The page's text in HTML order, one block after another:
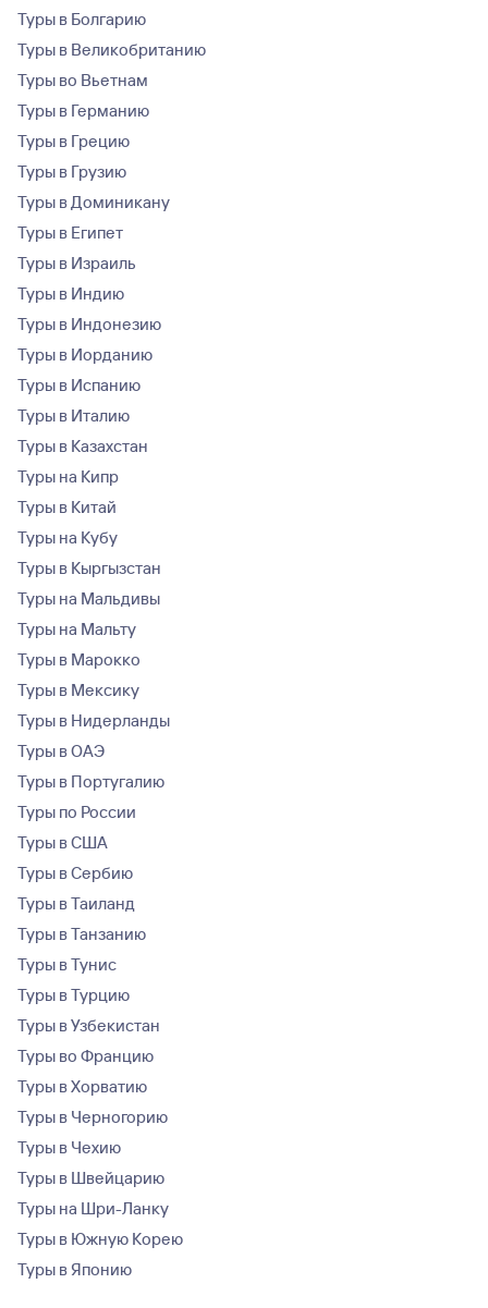
Туры в Болгарию
Туры в Великобританию
Туры во Вьетнам
Туры в Германию
Туры в Грецию
Туры в Грузию
Туры в Доминикану
Туры в Египет
Туры в Израиль
Туры в Индию
Туры в Индонезию
Туры в Иорданию
Туры в Испанию
Туры в Италию
Туры в Казахстан
Туры на Кипр
Туры в Китай
Туры на Кубу
Туры в Кыргызстан
Туры на Мальдивы
Туры на Мальту
Туры в Марокко
Туры в Мексику
Туры в Нидерланды
Туры в ОАЭ
Туры в Португалию
Туры по России
Туры в США
Туры в Сербию
Туры в Таиланд
Туры в Танзанию
Туры в Тунис
Туры в Турцию
Туры в Узбекистан
Туры во Францию
Туры в Хорватию
Туры в Черногорию
Туры в Чехию
Туры в Швейцарию
Туры на Шри-Ланку
Туры в Южную Корею
Туры в Японию